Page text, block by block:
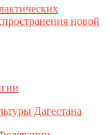
новой
Дагестана